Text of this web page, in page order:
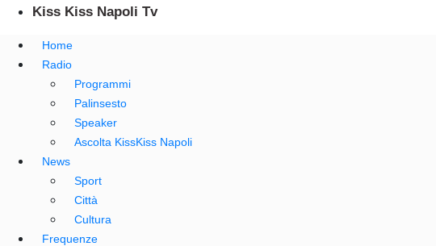
Kiss Kiss Napoli Tv
Home
Radio
Programmi
Palinsesto
Speaker
Ascolta KissKiss Napoli
News
Sport
Città
Cultura
Frequenze